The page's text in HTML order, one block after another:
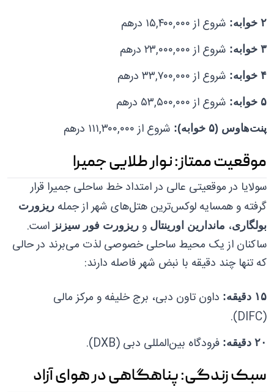
۲ خوابه: شروع از ۱۵,۴۰۰,۰۰۰ درهم
۳ خوابه: شروع از ۲۳,۰۰۰,۰۰۰ درهم
۴ خوابه: شروع از ۳۳,۷۰۰,۰۰۰ درهم
۵ خوابه: شروع از ۵۳,۵۰۰,۰۰۰ درهم
پنت‌هاوس (۵ خوابه): شروع از ۱۱۱,۳۰۰,۰۰۰ درهم
موقعیت ممتاز: نوار طلایی جمیرا
سولایا در موقعیتی عالی در امتداد خط ساحلی جمیرا قرار
گرفته و همسایه لوکس‌ترین هتل‌های شهر از جمله ریزورت
بولگاری، ماندارین اورینتال و ریزورت فور سیزنز است.
ساکنان از یک محیط ساحلی خصوصی لذت می‌برند در حالی
که تنها چند دقیقه با نبض شهر فاصله دارند:
۱۵ دقیقه:
داون تاون دبی، برج خلیفه و مرکز مالی
(DIFC).
۲۰ دقیقه: فرودگاه بین‌المللی دبی (DXB).
سبک زندگی: پناهگاهی در هوای آزاد